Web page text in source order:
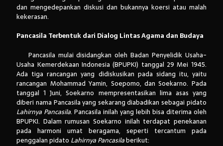
dan mengedepankan diskusi dan bukannya koersi atau malah
kekerasan.
Pancasila Terbentuk dari Dialog Lintas Agama dan Budaya
Pancasila mulai disidangkan oleh Badan Penyelidik Usaha-
Usaha Kemerdekaan Indonesia (BPUPKI) tanggal 29 Mei 1945.
Ada tiga rancangan yang didiskusikan pada sidang itu, yaitu
rancangan Mohammad Yamin, Soepomo, dan Soekarno. Pada
tanggal 1 Juni, Soekarno mempresentasikan lima asas yang
diberi nama Pancasila yang sekarang diabadikan sebagai pidato
Lahirnya Pancasila. Pancasila inilah yang lebih bisa diterima oleh
BPUPKI. Dalam rumusan Soekarno inilah terdapat penekanan
pada harmoni umat beragama, seperti tercantum pada
penggalan pidato Lahirnya Pancasilaberikut: